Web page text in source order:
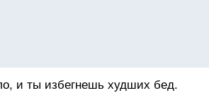
и ты избегнешь худших бед.